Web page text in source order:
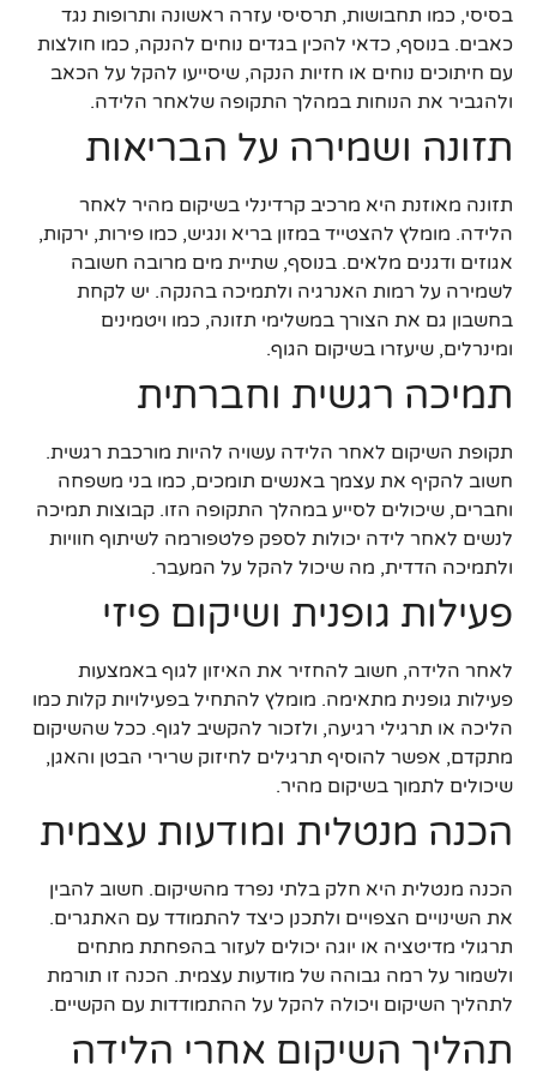
בסיסי, כמו תחבושות, תרסיסי עזרה ראשונה ותרופות נגד
כאבים. בנוסף, כדאי להכין בגדים נוחים להנקה, כמו חולצות
עם חיתוכים נוחים או חזיות הנקה, שיסייעו להקל על הכאב
ולהגביר את הנוחות במהלך התקופה שלאחר הלידה.
תזונה ושמירה על הבריאות
תזונה מאוזנת היא מרכיב קרדינלי בשיקום מהיר לאחר
הלידה. מומלץ להצטייד במזון בריא ונגיש, כמו פירות, ירקות,
אגוזים ודגנים מלאים. בנוסף, שתיית מים מרובה חשובה
לשמירה על רמות האנרגיה ולתמיכה בהנקה. יש לקחת
בחשבון גם את הצורך במשלימי תזונה, כמו ויטמינים
ומינרלים, שיעזרו בשיקום הגוף.
תמיכה רגשית וחברתית
תקופת השיקום לאחר הלידה עשויה להיות מורכבת רגשית.
חשוב להקיף את עצמך באנשים תומכים, כמו בני משפחה
וחברים, שיכולים לסייע במהלך התקופה הזו. קבוצות תמיכה
לנשים לאחר לידה יכולות לספק פלטפורמה לשיתוף חוויות
ולתמיכה הדדית, מה שיכול להקל על המעבר.
פעילות גופנית ושיקום פיזי
לאחר הלידה, חשוב להחזיר את האיזון לגוף באמצעות
פעילות גופנית מתאימה. מומלץ להתחיל בפעילויות קלות כמו
הליכה או תרגילי רגיעה, ולזכור להקשיב לגוף. ככל שהשיקום
מתקדם, אפשר להוסיף תרגילים לחיזוק שרירי הבטן והאגן,
שיכולים לתמוך בשיקום מהיר.
הכנה מנטלית ומודעות עצמית
הכנה מנטלית היא חלק בלתי נפרד מהשיקום. חשוב להבין
את השינויים הצפויים ולתכנן כיצד להתמודד עם האתגרים.
תרגולי מדיטציה או יוגה יכולים לעזור בהפחתת מתחים
ולשמור על רמה גבוהה של מודעות עצמית. הכנה זו תורמת
לתהליך השיקום ויכולה להקל על ההתמודדות עם הקשיים.
תהליך השיקום אחרי הלידה